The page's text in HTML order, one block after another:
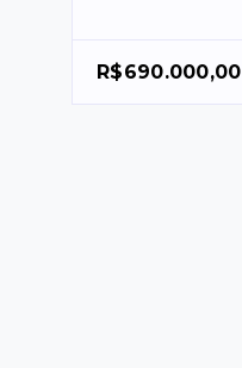
R$690.000,00